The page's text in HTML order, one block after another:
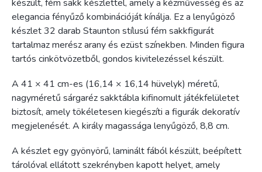
készült, fém sakk készlettel, amely a kézművesség és az
elegancia fényűző kombinációját kínálja. Ez a lenyűgöző
készlet 32 darab Staunton stílusú fém sakkfigurát
tartalmaz merész arany és ezüst színekben. Minden figura
tartós cinkötvözetből, gondos kivitelezéssel készült.
A 41 × 41 cm-es (16,14 × 16,14 hüvelyk) méretű,
nagyméretű sárgaréz sakktábla kifinomult játékfelületet
biztosít, amely tökéletesen kiegészíti a figurák dekoratív
megjelenését. A király magassága lenyűgöző, 8,8 cm.
A készlet egy gyönyörű, laminált fából készült, beépített
tárolóval ellátott szekrényben kapott helyet, amely